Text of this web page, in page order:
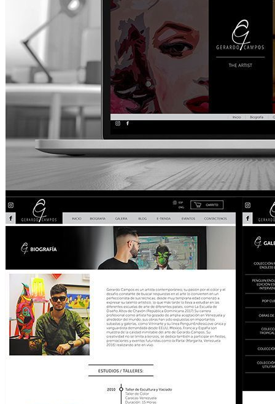
Contáctenos